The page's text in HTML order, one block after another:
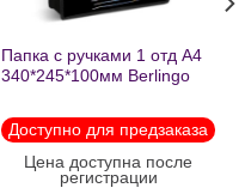
Папка с ручками 1 отд А4
340*245*100мм Berlingo
пластик на молнии 1215
Доступно для предзаказа
Цена доступна после
регистрации